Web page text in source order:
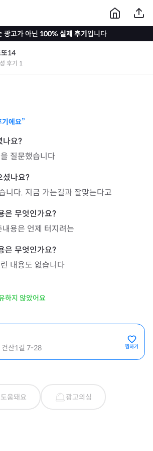
광고가 아닌 100% 실제 후기입니다
또14
후기 1
에요”
질문했습니다
니다. 지금 가는길과 잘맞는다고
용은 언제 터지려는
내용도 없습니다
하지 않았어요
건산1길 7-28 찜하기
도움돼요 광고의심